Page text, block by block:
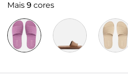
Mais 9 cores